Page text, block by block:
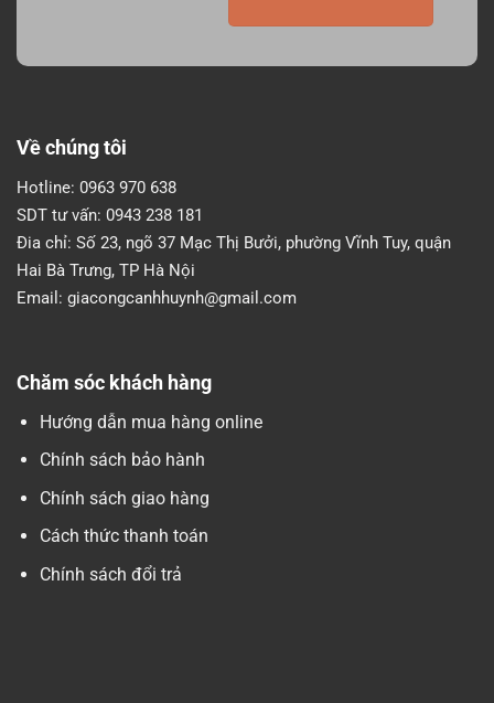
Về chúng tôi
Hotline: 0963 970 638
SDT tư vấn: 0943 238 181
Đia chỉ: Số 23, ngõ 37 Mạc Thị Bưởi, phường Vĩnh Tuy, quận
Hai Bà Trưng, TP Hà Nội
Email: giacongcanhhuynh@gmail.com
Chăm sóc khách hàng
Hướng dẫn mua hàng online
Chính sách bảo hành
Chính sách giao hàng
Cách thức thanh toán
Chính sách đổi trả